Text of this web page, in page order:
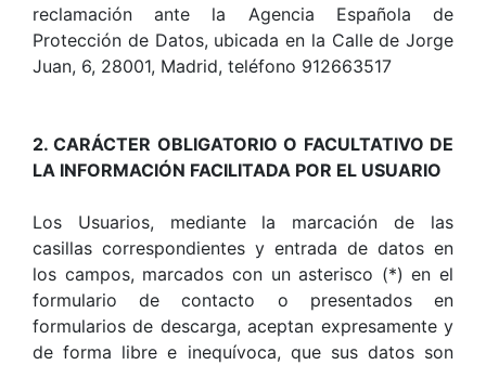
reclamación ante la Agencia Española de
Protección de Datos, ubicada en la Calle de Jorge
Juan, 6, 28001, Madrid, teléfono 912663517
2. CARÁCTER OBLIGATORIO O FACULTATIVO DE
LA INFORMACIÓN FACILITADA POR EL USUARIO
Los Usuarios, mediante la marcación de las
casillas correspondientes y entrada de datos en
los campos, marcados con un asterisco (*) en el
formulario de contacto o presentados en
formularios de descarga, aceptan expresamente y
de forma libre e inequívoca, que sus datos son